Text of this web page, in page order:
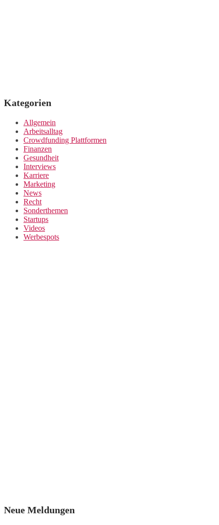
Kategorien
Allgemein
Arbeitsalltag
Crowdfunding Plattformen
Finanzen
Gesundheit
Interviews
Karriere
Marketing
News
Recht
Sonderthemen
Startups
Videos
Werbespots
Neue Meldungen